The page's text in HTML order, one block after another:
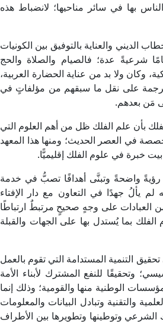
بها في سائر مناحيها؛ لانضباط هذه
الديني والعناية بالتوفيق بين الكونيات
شرعيةً عدة؛ فالصيام والصلاة والحج
وكان ولا بد من عناية الحضارة العربية،
على نقل ما سبقهم من مؤلفاتٍ في
مَن بعدهم.
بأن علم الفلك ظل من أهم العلوم التي
في العصر الحديث؛ ومنها هذا المعهد
خبرة في علوم الفلك إقليميًّا.
رؤيةً واضحةً وتبنَّى أهدافًا تصبُّ في خدمة
لم يألُ جهدًا في التعاون مع دار الإفتاء
من العبادات على وجهٍ صحيحٍ مرتبطٌ ارتباطًا
الفلك بما يُستدل بها على الجهات والقبلة
التنمية المستدامة التي تقوم بالعمل
وتحقيقًا للنفع المشترك لأبناء الأمة
الوطنية منها والقومية؛ وذلك إنما
والتقنية وتبادل البيانات والمعلومات
الشرعي وتوطينها وتطويرها بين الأطراف